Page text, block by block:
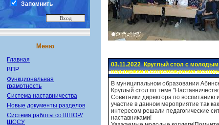
Запомнить
Меню
Главная
ВПР
Функциональная
грамотность
Система наставничества
Новые документы разделов
Система работы со ШНОР/
ШССУ
03.11.2022 Круглый стол с
поддержки и сопровождения
В муниципальном образовании
Круглый стол по теме
Советники директора по
участие в данном мероприятие так
интересом решали педагогические
наставниками!